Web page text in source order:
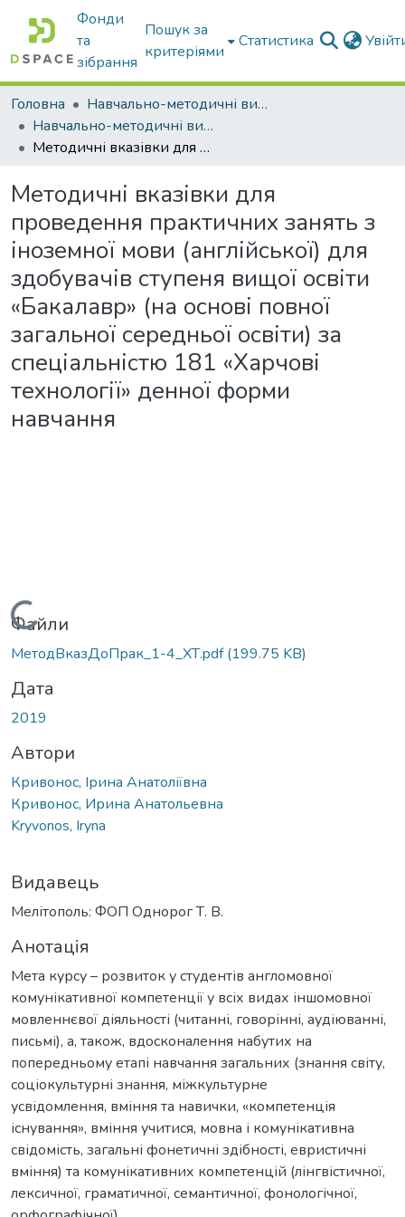
Фонди
та
зібрання
Пошук за
критеріями
Статистика
Головна
Навчально-методичні видання
Навчально-методичні видання
Методичні вказівки для проведення практичних занять з іноземної мови (англійської) для здобувачів ступеня вищої освіти «Бакалавр» (на основі повної загальної середньої освіти) за спеціальністю 181 «Харчові технології» денної форми навчання
Методичні вказівки для
проведення практичних занять з
іноземної мови (англійської) для
здобувачів ступеня вищої освіти
«Бакалавр» (на основі повної
загальної середньої освіти) за
спеціальністю 181 «Харчові
технології» денної форми
навчання
Вантажиться...
Файли
МетодВказДоПрак_1-4_ХТ.pdf(199.75 KB)
Дата
2019
Автори
Кривонос, Ірина Анатоліївна
Кривонос, Ирина Анатольевна
Kryvonos, Iryna
Видавець
Мелітополь: ФОП Однорог Т. В.
Анотація
Мета курсу – розвиток у студентів англомовної
комунікативної компетенції у всіх видах іншомовної
мовленнєвої діяльності (читанні, говорінні, аудіюванні,
письмі), а, також, вдосконалення набутих на
попередньому етапі навчання загальних (знання світу,
соціокультурні знання, міжкультурне
усвідомлення, вміння та навички, «компетенція
існування», вміння учитися, мовна і комунікативна
свідомість, загальні фонетичні здібності, евристичні
вміння) та комунікативних компетенцій (лінгвістичної,
лексичної, граматичної, семантичної, фонологічної,